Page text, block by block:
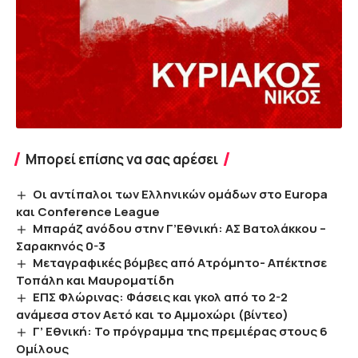
Μπορεί επίσης να σας αρέσει
Οι αντίπαλοι των Ελληνικών ομάδων στο Europa
και Conference League
Μπαράζ ανόδου στην Γ’Εθνική: ΑΣ Βατολάκκου –
Σαρακηνός 0-3
Μεταγραφικές βόμβες από Ατρόμητο- Απέκτησε
Τοπάλη και Μαυροματίδη
ΕΠΣ Φλώρινας: Φάσεις και γκολ από το 2-2
ανάμεσα στον Αετό και το Αμμοχώρι (βίντεο)
Γ’ Εθνική: Το πρόγραμμα της πρεμιέρας στους 6
Ομίλους